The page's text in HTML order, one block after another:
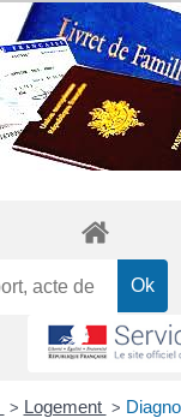
> Logement >